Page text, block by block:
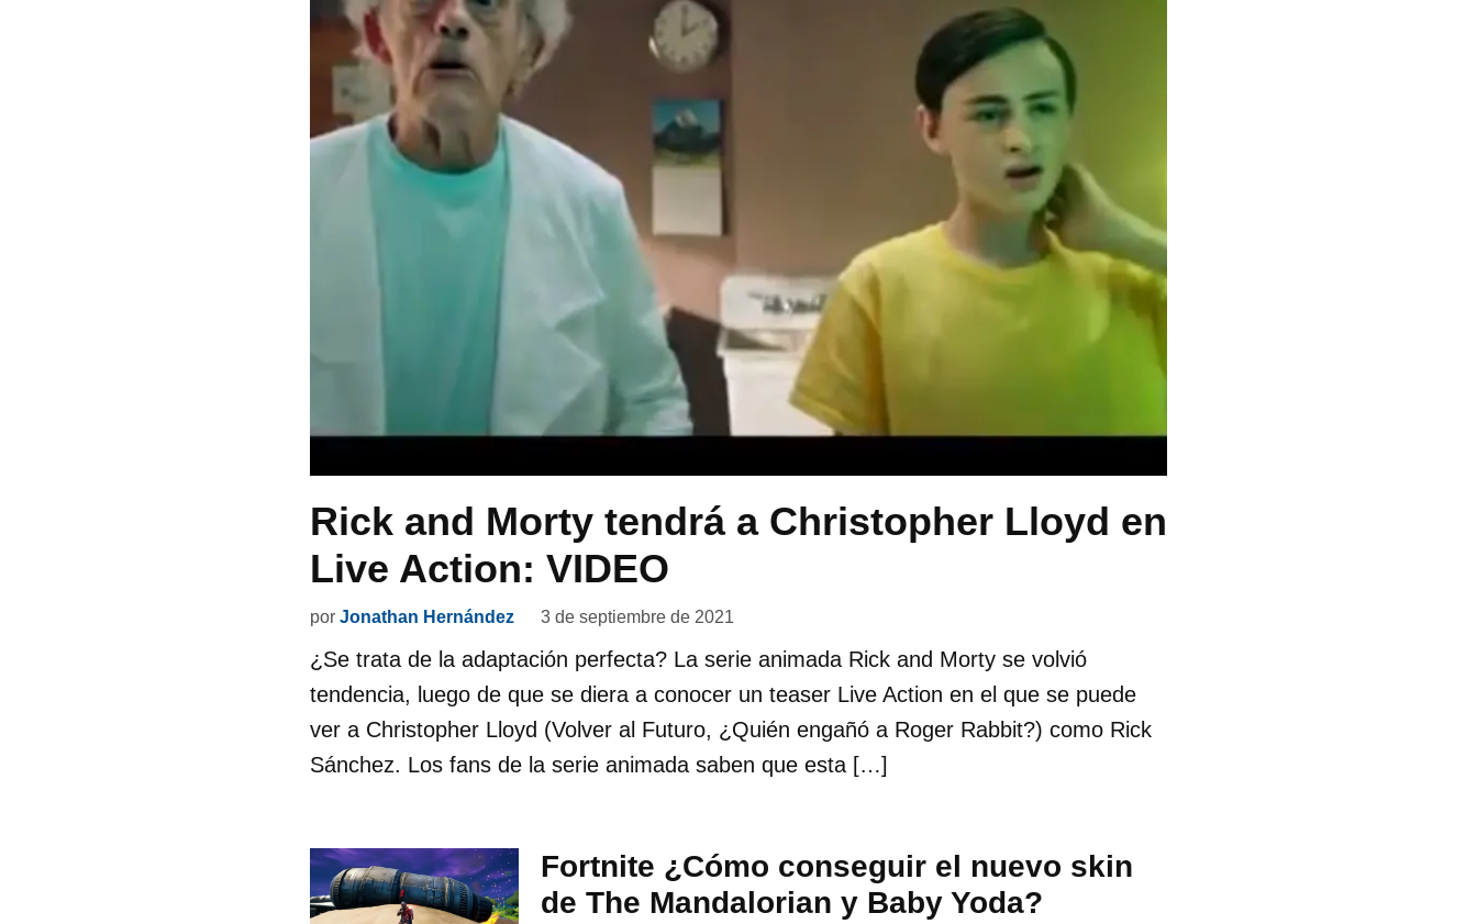
Rick and Morty tendrá a Christopher Lloyd en
Live Action: VIDEO
por Jonathan Hernández 3 de septiembre de 2021
¿Se trata de la adaptación perfecta? La serie animada Rick and Morty se volvió
tendencia, luego de que se diera a conocer un teaser Live Action en el que se puede
ver a Christopher Lloyd (Volver al Futuro, ¿Quién engañó a Roger Rabbit?) como Rick
Sánchez. Los fans de la serie animada saben que esta […]
Fortnite ¿Cómo conseguir el nuevo skin
de The Mandalorian y Baby Yoda?